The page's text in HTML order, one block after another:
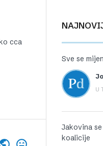
cca
Sve se
U
Jakovina
koalicije